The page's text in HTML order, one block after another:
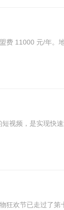
费 11000 元/年。
质量、吸引眼球的短视频
狂欢节已走过了第